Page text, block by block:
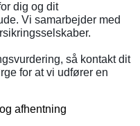
dig og dit
Vi samarbejder med
så kontakt dit
for at vi udfører en
afhentning